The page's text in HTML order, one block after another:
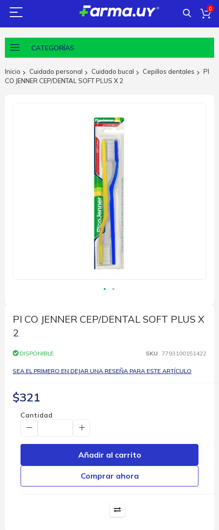
0
CATEGORÍAS
Inicio Cuidado personal Cuidado bucal Cepillos dentales
PI
CO JENNER CEP/DENTAL SOFT PLUS X 2
comienzo
de
la
de
imágenes
PI CO JENNER CEP/DENTAL SOFT PLUS X
2
DISPONIBLE SKU 7793100151422
SEA EL PRIMERO EN DEJAR UNA RESEÑA PARA ESTE ARTÍCULO
$321
Cantidad
Añadir al carrito
Comprar ahora